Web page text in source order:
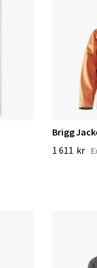
Brigg
1 611 kr